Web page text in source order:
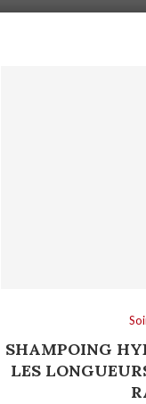
SHAMPOING
LES